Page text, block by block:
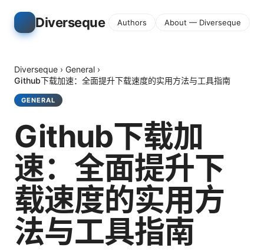
Diverseque Authors About — Diverseque
Diverseque › General ›
Github下载加速：全面提升下载速度的实用方法与工具指南
GENERAL
Github下载加
速：全面提升下
载速度的实用方
法与工具指南